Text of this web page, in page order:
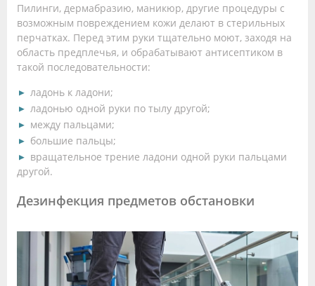
Пилинги, дермабразию, маникюр, другие процедуры с
возможным повреждением кожи делают в стерильных
перчатках. Перед этим руки тщательно моют, заходя на
область предплечья, и обрабатывают антисептиком в
такой последовательности:
ладонь к ладони;
ладонью одной руки по тылу другой;
между пальцами;
большие пальцы;
вращательное трение ладони одной руки пальцами
другой.
Дезинфекция предметов обстановки